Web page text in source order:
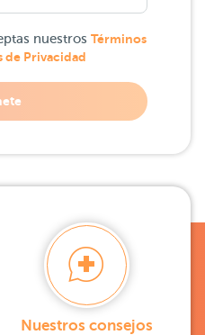
nuestros Términos
de Privacidad
Nuestros consejos